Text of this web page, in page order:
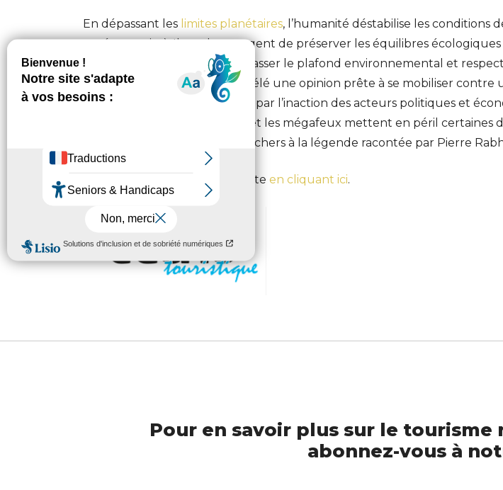
En dépassant les limites planétaires, l’humanité déstabilise les conditions
ses économies). Il est donc urgent de préserver les équilibres
théorie du donut
: ne pas dépasser le plafond environnemental et
social. L’actualité de l’été a révélé une opinion prête à se mobiliser
d’un autre âge, et consternée par l’inaction des acteurs politiques et
un contexte où les canicules et les mégafeux mettent en péril certaines
temps de rejoindre les colibris chers à la légende racontée par Pierre
Retrouvez La Tribune complète en cliquant ici.
Pour en savoir plus sur le
abonnez-vous à